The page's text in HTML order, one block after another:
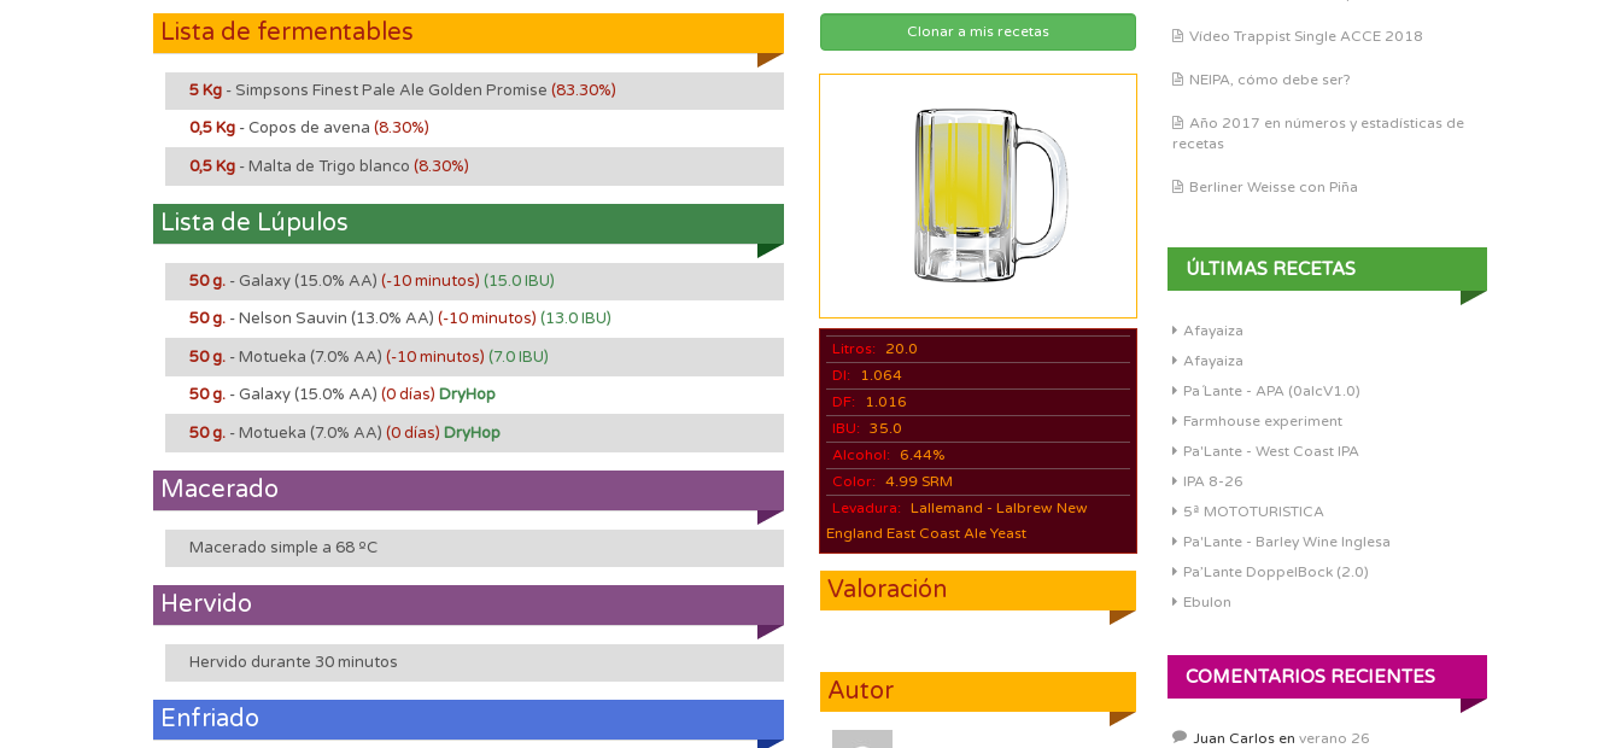
Lista de fermentables
5 Kg - Simpsons Finest Pale Ale Golden Promise (83.30%)
0,5 Kg - Copos de avena (8.30%)
0,5 Kg - Malta de Trigo blanco (8.30%)
Lista de Lúpulos
50 g. - Galaxy (15.0% AA) (-10 minutos) (15.0 IBU)
50 g. - Nelson Sauvin (13.0% AA) (-10 minutos) (13.0 IBU)
50 g. - Motueka (7.0% AA) (-10 minutos) (7.0 IBU)
50 g. - Galaxy(15.0% AA) (0 días) DryHop
50 g. - Motueka (7.0% AA) (0 días) DryHop
Macerado
Macerado simple a 68 ºC
Hervido
Hervido durante 30 minutos
Enfriado
Clonar a mis recetas
Litros:
20.0
DI:
1.064
DF:
1.016
IBU: 35.0
Alcohol:
6.44%
Color: 4.99 SRM
Levadura: Lallemand - Lalbrew New
England East Coast Ale Yeast
Valoración
Autor
Vídeo Trappist Single ACCE 2018
NEIPA, cómo debe ser?
Año 2017 en números y estadísticas de
recetas
Berliner Weisse con Piña
ÚLTIMAS RECETAS
Afayaiza
Afayaiza
Pa´Lante - APA (0alcV1.0)
Farmhouse experiment
Pa'Lante - West Coast IPA
IPA 8-26
5ª MOTOTURISTICA
Pa'Lante - Barley Wine Inglesa
Pa’Lante DoppelBock (2.0)
Ebulon
COMENTARIOS RECIENTES
Juan Carlos en verano 26